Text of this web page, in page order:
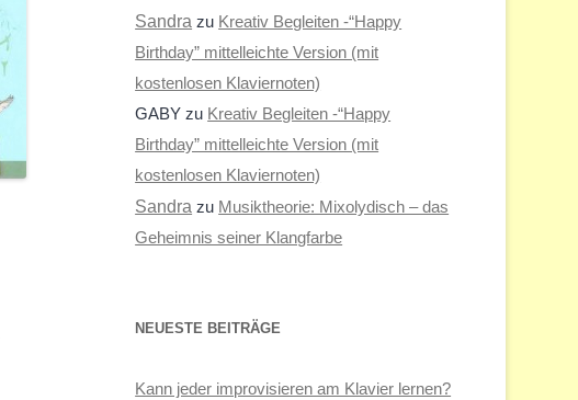
Sandra zu Kreativ Begleiten -“Happy
Birthday” mittelleichte Version (mit
kostenlosen Klaviernoten)
GABY zu Kreativ Begleiten -“Happy
Birthday” mittelleichte Version (mit
kostenlosen Klaviernoten)
Sandra zu Musiktheorie: Mixolydisch – das
Geheimnis seiner Klangfarbe
NEUESTE BEITRÄGE
Kann jeder improvisieren am Klavier lernen?